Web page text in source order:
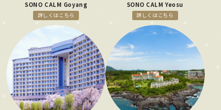
SONO CALM Goyang
詳しくはこちら
SONO CALM Yeosu
詳しくはこちら